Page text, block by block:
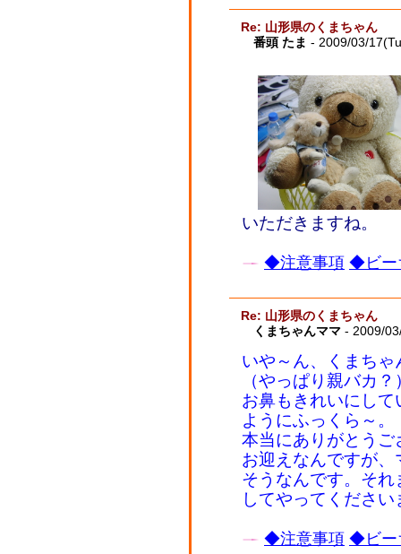
Re: 山形県のくまちゃん
番頭 たま - 2009/03/
いただきますね。
◆注意事項 ◆ビー
Re: 山形県のくまちゃん
くまちゃんママ - 2009/
いや～ん、くまち
（やっぱり親バカ？
お鼻もきれいにし
ようにふっくら～。
本当にありがとうご
お迎えなんですが
そうなんです。そ
してやってください
◆注意事項 ◆ビー